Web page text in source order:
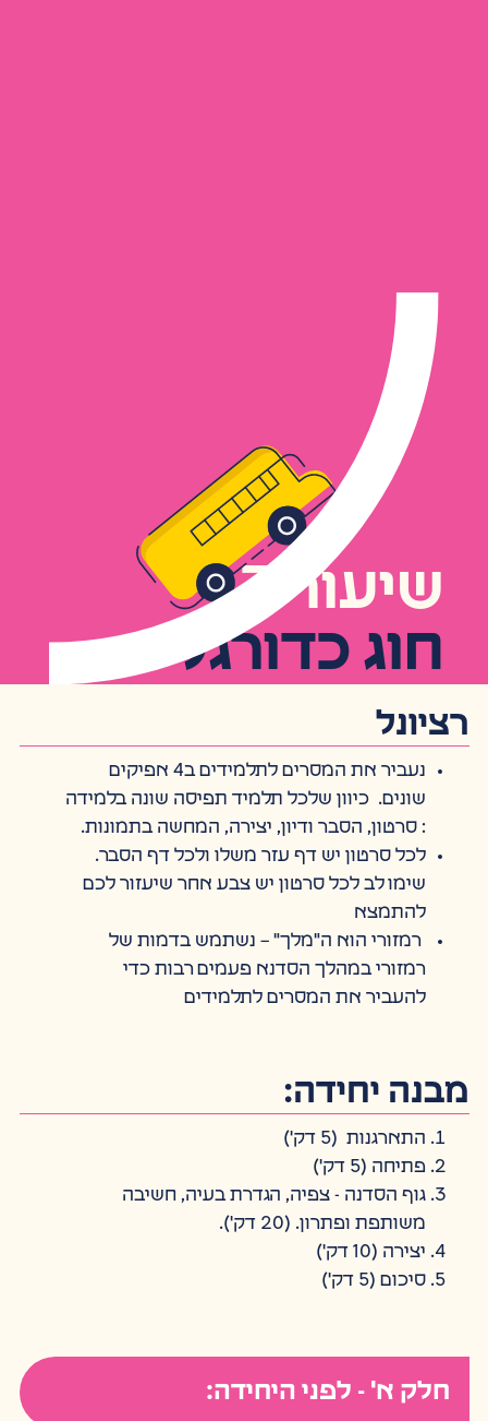
שיעור 3
חוג כדורגל
רציונל
נעביר את המסרים לתלמידים ב4 אפיקים
שונים. כיוון שלכל תלמיד תפיסה שונה בלמידה
: סרטון, הסבר ודיון, יצירה, המחשה בתמונות.
לכל סרטון יש דף עזר משלו ולכל דף הסבר.
שימו לב לכל סרטון יש צבע אחר שיעזור לכם
להתמצא
רמזורי הוא ה"מלך" – נשתמש בדמות של
רמזורי במהלך הסדנא פעמים רבות כדי
להעביר את המסרים לתלמידים
מבנה יחידה:
התארגנות (5 דק')
פתיחה (5 דק')
גוף הסדנה - צפיה, הגדרת בעיה, חשיבה
משותפת ופתרון. (20 דק').
יצירה (10 דק')
סיכום (5 דק')
חלק א' - לפני היחידה: